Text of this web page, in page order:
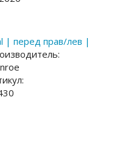
| перед прав/лев |